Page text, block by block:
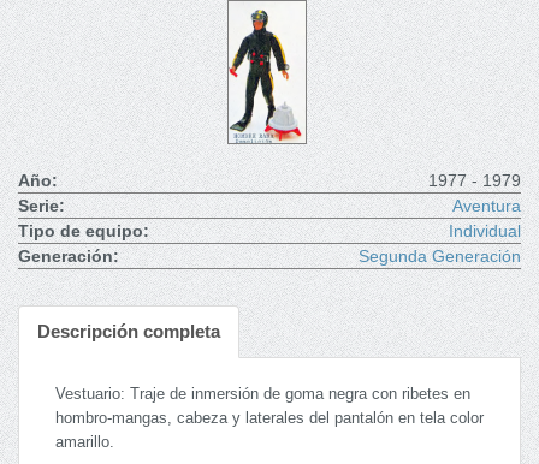
Año:
1977 - 1979
Serie:
Aventura
Tipo de equipo:
Individual
Generación:
Segunda Generación
Descripción completa
Vestuario: Traje de inmersión de goma negra con ribetes en
hombro-mangas, cabeza y laterales del pantalón en tela color
amarillo.